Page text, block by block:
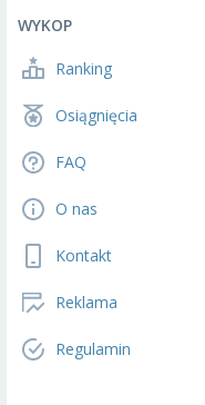
WYKOP
Ranking
Osiągnięcia
FAQ
O nas
Kontakt
Reklama
Regulamin